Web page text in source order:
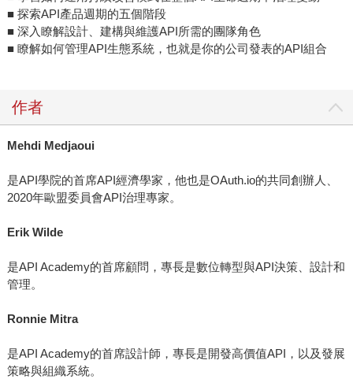
■ 探索API產品週期的五個階段
■ 深入瞭解設計、建構與維護API所需的團隊角色
■ 瞭解如何管理API生態系統，也就是你的公司發表的API組合
作者
Mehdi Medjaoui
是API學院的首席API經濟學家，他也是OAuth.io的共同創辦人、
2020年歐盟委員會API治理專家。
Erik Wilde
是API Academy的首席顧問，專長是數位轉型與API決策、設計和
管理。
Ronnie Mitra
是API Academy的首席設計師，專長是開發高價值API，以及發展
策略與組織系統。